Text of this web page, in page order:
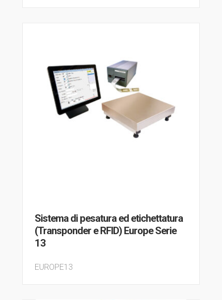
Sistema di pesatura ed etichettatura
(Transponder e RFID) Europe Serie
13
EUROPE13